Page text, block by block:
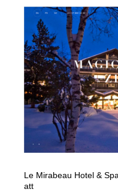
映画・アニメ・DVD・動
音楽・アーティスト・楽器
ル・ダンス
音楽・アーティスト・楽器
ル・ダンス
芸能人・俳優・女優・タレ
芸能人・俳優・女優・タレ
キャンペーン・イベント・
ション
キャンペーン・イベント・
ション
マッチングサービス
マッチングサービス
アート・芸術・美術館・美
Le Mirabeau Hotel &
att